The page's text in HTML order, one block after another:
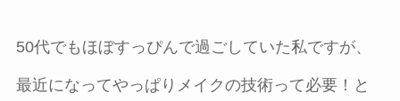
50代でもほぼすっぴんで過ごしていた私ですが、
最近になってやっぱりメイクの技術って必要！と